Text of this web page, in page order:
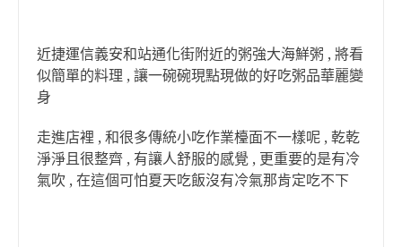
近捷運信義安和站通化街附近的粥強大海鮮粥 , 將看
似簡單的料理 , 讓一碗碗現點現做的好吃粥品華麗變
身
走進店裡 , 和很多傳統小吃作業檯面不一樣呢 , 乾乾
淨淨且很整齊 , 有讓人舒服的感覺 , 更重要的是有冷
氣吹 , 在這個可怕夏天吃飯沒有冷氣那肯定吃不下